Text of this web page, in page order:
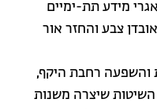
מידע תת-ימיים
צבע והחזר אור
והשפעה רחבת היקף,
השיטות שיצרה משנות